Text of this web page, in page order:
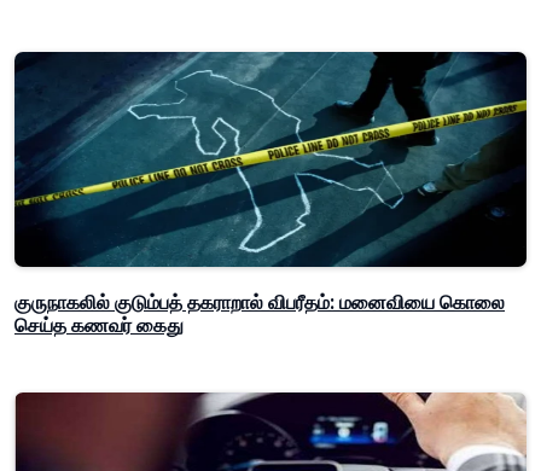
குருநாகலில் குடும்பத் தகராறால் விபரீதம்: மனைவியை கொலை
செய்த கணவர் கைது